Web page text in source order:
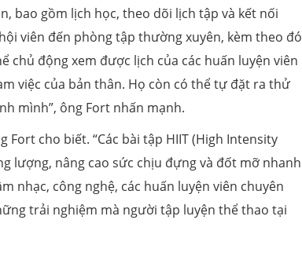
bao gồm lịch học, theo dõi lịch tập và kết nối
viên đến phòng tập thường xuyên, kèm theo đó
chủ động xem được lịch của các huấn luyện viên
việc của bản thân. Họ còn có thể tự đặt ra thử
mình”, ông Fort nhấn mạnh.
Fort cho biết. “Các bài tập HIIT (High Intensity
lượng, nâng cao sức chịu đựng và đốt mỡ nhanh
nhạc, công nghệ, các huấn luyện viên chuyên
trải nghiệm mà người tập luyện thể thao tại